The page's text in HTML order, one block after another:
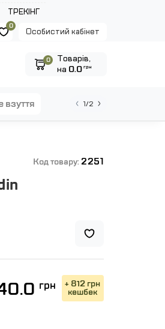
ТРЕКІНГ
Особистий кабінет
0
0
Tоварів,
на 0.0грн
взуття 1/2
Код товару: 2251
грн + 812 грн
кешбек